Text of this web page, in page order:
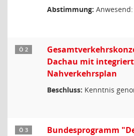
Abstimmung: Anwesend:
Ö 2
Dachau mit
Nahverkehrsplan
Beschluss: Kenntnis
Ö 3
Bundesprogramm